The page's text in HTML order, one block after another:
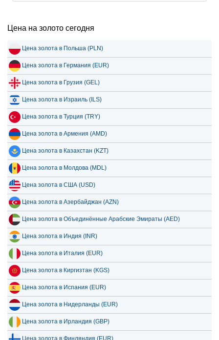
Цена на золото сегодня
Цена золота в Польша (PLN)
Цена золота в Германия (EUR)
Цена золота в Грузия (GEL)
Цена золота в Израиль (ILS)
Цена золота в Турция (TRY)
Цена золота в Армения (AMD)
Цена золота в Казахстан (KZT)
Цена золота в Молдова (MDL)
Цена золота в США (USD)
Цена золота в Азербайджан (AZN)
Цена золота в Объединённые Арабские Эмираты (AED)
Цена золота в Индия (INR)
Цена золота в Италия (EUR)
Цена золота в Киргизтан (KGS)
Цена золота в Испания (EUR)
Цена золота в Нидерланды (EUR)
Цена золота в Ирландия (GBP)